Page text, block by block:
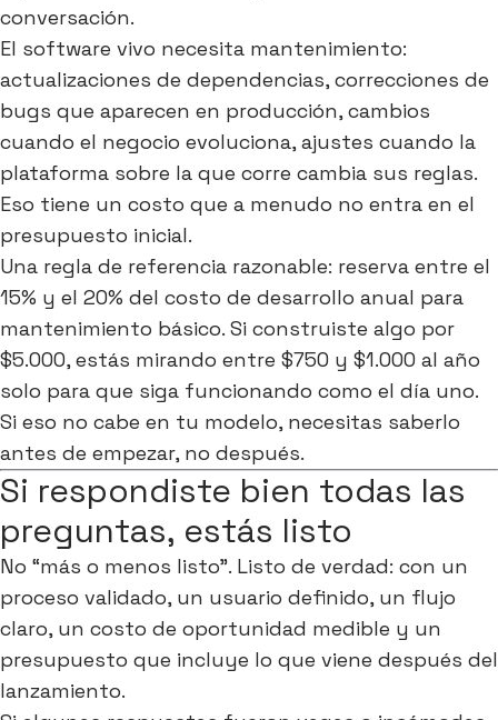
conversación.
El software vivo necesita mantenimiento:
actualizaciones de dependencias, correcciones de
bugs que aparecen en producción, cambios
cuando el negocio evoluciona, ajustes cuando la
plataforma sobre la que corre cambia sus reglas.
Eso tiene un costo que a menudo no entra en el
presupuesto inicial.
Una regla de referencia razonable: reserva entre el
15% y el 20% del costo de desarrollo anual para
mantenimiento básico. Si construiste algo por
$5.000, estás mirando entre $750 y $1.000 al año
solo para que siga funcionando como el día uno.
Si eso no cabe en tu modelo, necesitas saberlo
antes de empezar, no después.
Si respondiste bien todas las
preguntas, estás listo
No “más o menos listo”. Listo de verdad: con un
proceso validado, un usuario definido, un flujo
claro, un costo de oportunidad medible y un
presupuesto que incluye lo que viene después del
lanzamiento.